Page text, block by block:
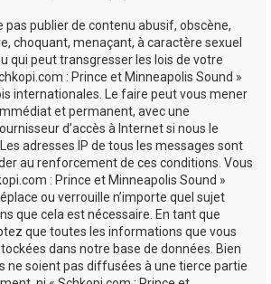
pas publier de contenu abusif, obscène,
choquant, menaçant, à caractère sexuel
qui peut transgresser les lois de votre
: Prince et Minneapolis Sound »
internationales. Le faire peut vous mener
et permanent, avec une
d’accès à Internet si nous le
adresses IP de tous les messages sont
au renforcement de ces conditions. Vous
: Prince et Minneapolis Sound »
ou verrouille n’importe quel sujet
que cela est nécessaire. En tant que
que toutes les informations que vous
dans notre base de données. Bien
ne soient pas diffusées à une tierce partie